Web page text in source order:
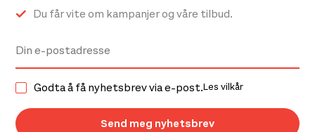
Du får vite om kampanjer og våre tilbud.
Godta å få nyhetsbrev via e-post.Les vilkår